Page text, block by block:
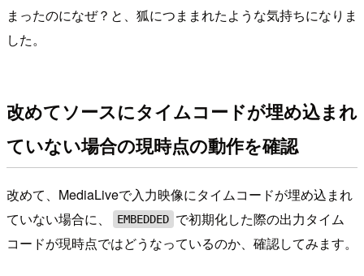
まったのになぜ？と、狐につままれたような気持ちになりま
した。
改めてソースにタイムコードが埋め込まれ
ていない場合の現時点の動作を確認
改めて、MediaLiveで入力映像にタイムコードが埋め込まれ
ていない場合に、
EMBEDDED で初期化した際の出力タイム
コードが現時点ではどうなっているのか、確認してみます。